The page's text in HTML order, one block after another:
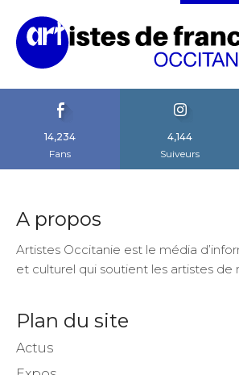
14,234
Fans
4,144
Suiveurs
A propos
Artistes Occitanie est le média
et culturel qui soutient les artistes de
Plan du site
Actus